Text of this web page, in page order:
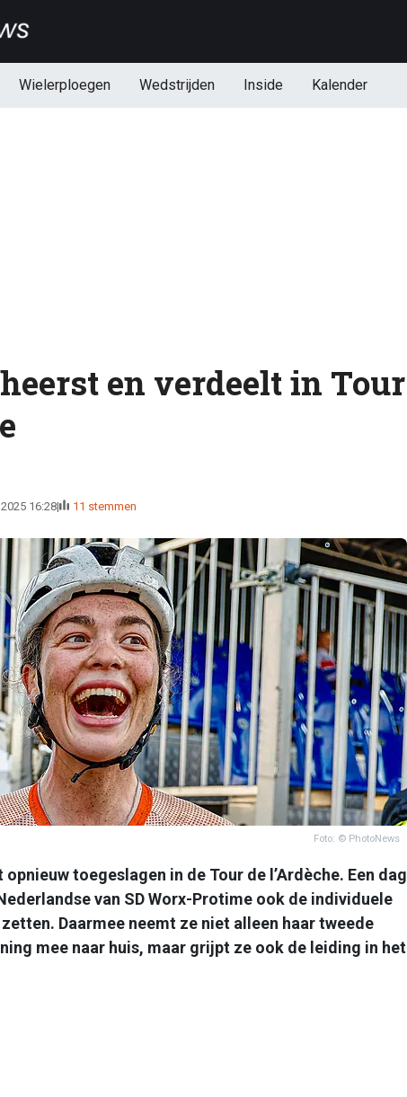
Wielerploegen Wedstrijden Inside Kalender
en verdeelt in Tour
16:28 11 stemmen
Foto: © PhotoNews
opnieuw toegeslagen in de Tour de l’Ardèche. Een dag
van SD Worx-Protime ook de individuele
Daarmee neemt ze niet alleen haar tweede
mee naar huis, maar grijpt ze ook de leiding in het